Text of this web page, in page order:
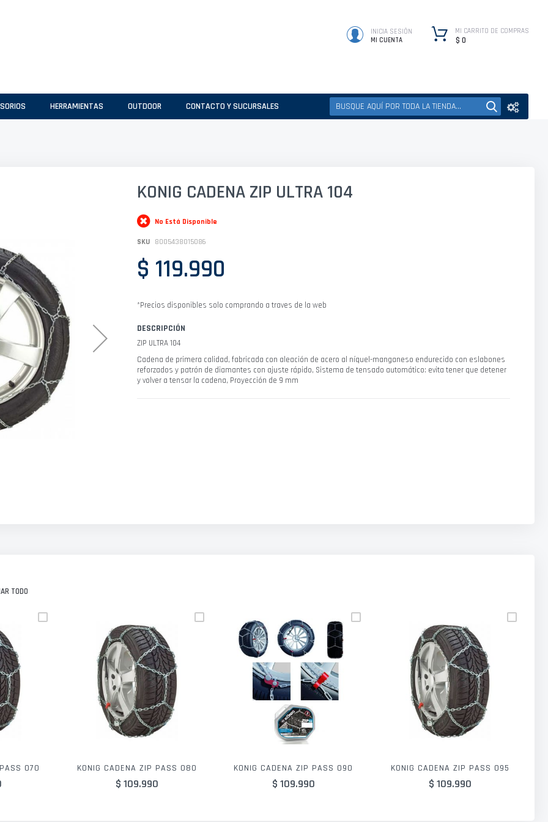
INICIA SESIÓN
MI CUENTA
MI CARRITO DE COMPRAS
$ 0
HERRAMIENTAS OUTDOOR CONTACTO Y SUCURSALES
KONIG CADENA ZIP ULTRA 104
No Está Disponible
SKU 8005438015086
$ 119.990
*Precios disponibles solo comprando a traves de la web
DESCRIPCIÓN
ZIP ULTRA 104
Cadena de primera calidad, fabricada con aleación de acero al níquel-manganeso endurecido con eslabones
reforzados y patrón de diamantes con ajuste rápido, Sistema de tensado automático: evita tener que detener
y volver a tensar la cadena, Proyección de 9 mm
TODO
070 KONIG CADENA ZIP PASS 080
$ 109.990
KONIG CADENA ZIP PASS 090
$ 109.990
KONIG CADENA ZIP PASS 095
$ 109.990